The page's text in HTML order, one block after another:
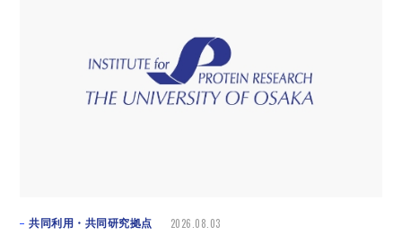
共同利用・共同研究拠点 2026.08.03